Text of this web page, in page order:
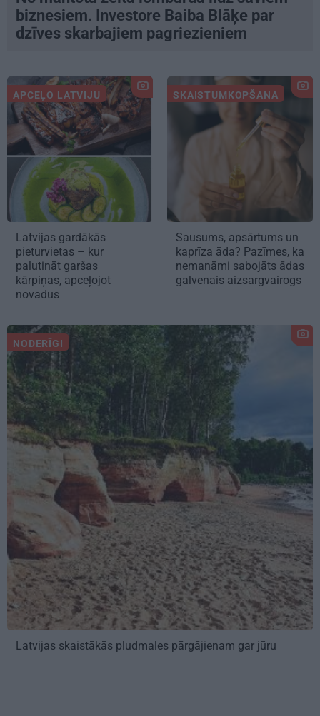
biznesiem. Investore Baiba Blāķe par
dzīves skarbajiem pagriezieniem
APCEĻO LATVIJU
Latvijas gardākās
pieturvietas – kur
palutināt garšas
kārpiņas, apceļojot
novadus
SKAISTUMKOPŠANA
Sausums, apsārtums un
kaprīza āda? Pazīmes, ka
nemanāmi sabojāts ādas
galvenais aizsargvairogs
NODERĪGI
Latvijas skaistākās pludmales pārgājienam gar jūru